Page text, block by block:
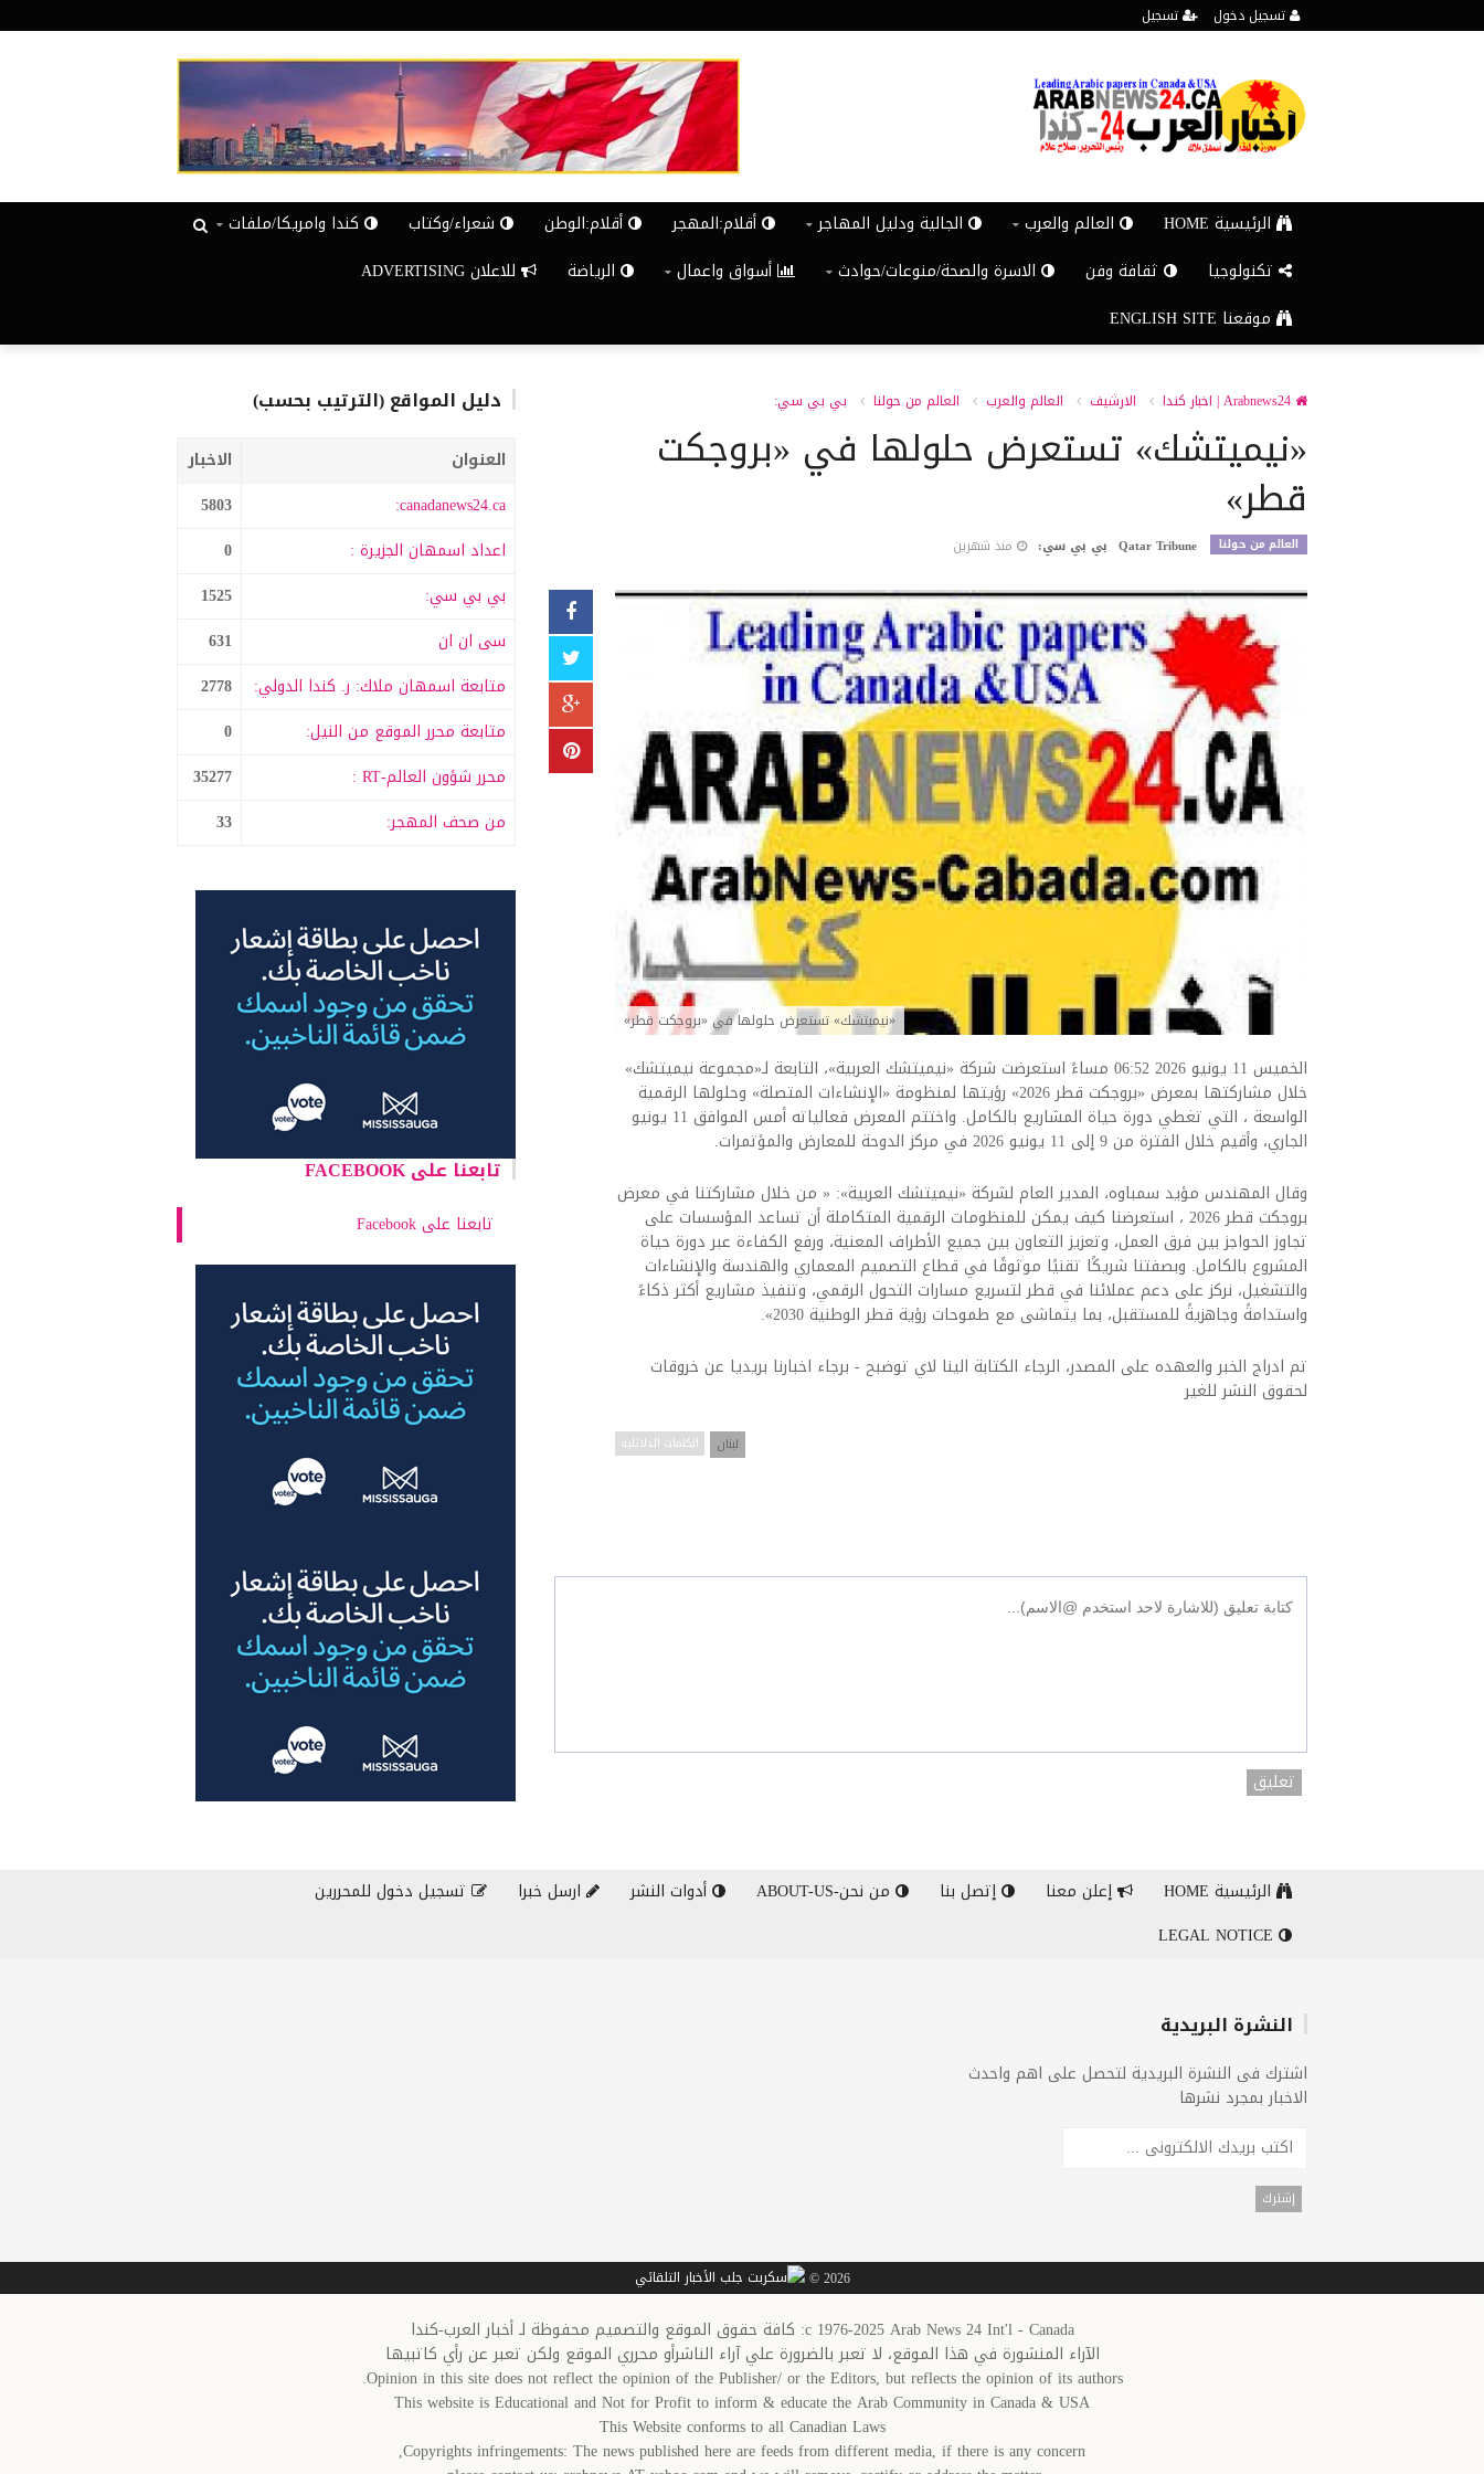
تسجيل دخول تسجيل
الرئيسية HOME العالم والعرب الجالية ودليل المهاجر أقلام:المهجر أقلام:الوطن شعراء/وكتاب
كندا وامريكا/ملفات
تكنولوجيا
ثقافة وفن الاسرة والصحة/منوعات/حوادث أسواق واعمال الرياضة
للاعلان ADVERTISING
موقعنا ENGLISH SITE
دليل المواقع (الترتيب بحسب)
العنوان
الاخبار
canadanews24.ca:
5803
اعداد اسمهان الجزيرة :
0
بي بي سي:
1525
سى ان ان
631
متابعة اسمهان ملاك: ر. كندا الدولي:
2778
متابعة محرر الموقع من النيل:
0
محرر شؤون العالم-RT :
35277
من صحف المهجر:
33
تابعنا على FACEBOOK
تابعنا على Facebook
الارشيف العالم والعرب العالم من حولنا بي بي سي:
«نيميتشك» تستعرض حلولها في «بروجكت
قطر»
العالم من حولنا Qatar Tribune بي بي سي: منذ شهرين
«نيميتشك» تستعرض حلولها في «بروجكت قطر»
الخميس 11 يونيو 2026 06:52 مساءً استعرضت شركة «نيميتشك العربية»، التابعة لـ«مجموعة نيميتشك»
خلال مشاركتها بمعرض «بروجكت قطر 2026» رؤيتها لمنظومة «الإنشاءات المتصلة» وحلولها الرقمية
الواسعة ، التي تغطي دورة حياة المشاريع بالكامل. واختتم المعرض فعالياته أمس الموافق 11 يونيو
الجاري، وأقيم خلال الفترة من 9 إلى 11 يونيو 2026 في مركز الدوحة للمعارض والمؤتمرات.
وقال المهندس مؤيد سمباوه، المدير العام لشركة «نيميتشك العربية»: « من خلال مشاركتنا في معرض
بروجكت قطر 2026 ، استعرضنا كيف يمكن للمنظومات الرقمية المتكاملة أن تساعد المؤسسات على
تجاوز الحواجز بين فرق العمل، وتعزيز التعاون بين جميع الأطراف المعنية، ورفع الكفاءة عبر دورة حياة
المشروع بالكامل. وبصفتنا شريكًا تقنيًا موثوقًا في قطاع التصميم المعماري والهندسة والإنشاءات
والتشغيل، نركز على دعم عملائنا في قطر لتسريع مسارات التحول الرقمي، وتنفيذ مشاريع أكثر ذكاءً
واستدامةً وجاهزيةً للمستقبل، بما يتماشى مع طموحات رؤية قطر الوطنية 2030».
تم ادراج الخبر والعهده على المصدر، الرجاء الكتابة الينا لاي توضبح - برجاء اخبارنا بريديا عن خروقات
لحقوق النشر للغير
الكلمات الدلائليه لبنان
تعليق
الرئيسية HOME إعلن معنا إتصل بنا من نحن-ABOUT-US أدوات النشر ارسل خبرا
تسجيل دخول للمحررين
النشرة البريدية
اشترك فى النشرة البريدية لتحصل على اهم واحدث
الاخبار بمجرد نشرها
2026 ©
c 1976-2025 Arab News 24 Int'l - Canada: كافة حقوق الموقع والتصميم محفوظة لـ أخبار العرب-كندا
الآراء المنشورة في هذا الموقع، لا تعبر بالضرورة علي آراء الناشرأو محرري الموقع ولكن تعبر عن رأي كاتبيها
Opinion in this site does not reflect the opinion of the Publisher/ or the Editors, but reflects the opinion of its authors.
This website is Educational and Not for Profit to inform & educate the Arab Community in Canada & USA
This Website conforms to all Canadian Laws
Copyrights infringements: The news published here are feeds from different media, if there is any concern,